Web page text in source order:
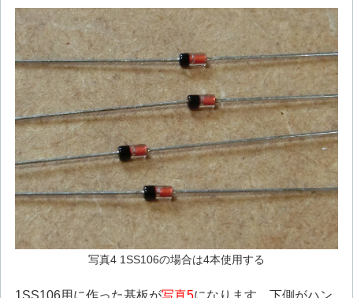
写真4 1SS106の場合は4本使用する
1SS106用に作った基板が写真5になります。下側がハン